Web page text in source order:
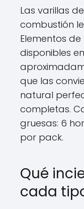
Las varillas
combustión
Elementos
disponibles
que las
natural
completas.
gruesas: 6
por pack.
Qué
cada